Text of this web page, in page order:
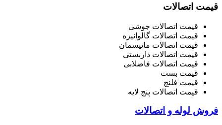
قیمت اتصالات
قیمت اتصالات جوشی
قیمت اتصالات گالوانیزه
قیمت اتصالات مانیسمان
قیمت اتصالات داربستی
قیمت اتصالات فاضلابی
قیمت بست
قیمت فلنچ
قیمت اتصالات پنج لایه
فروش لوله و اتصالات